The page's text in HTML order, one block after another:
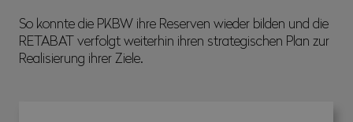
So konnte die PKBW ihre Reserven wieder bilden und die
RETABAT verfolgt weiterhin ihren strategischen Plan zur
Realisierung ihrer Ziele.